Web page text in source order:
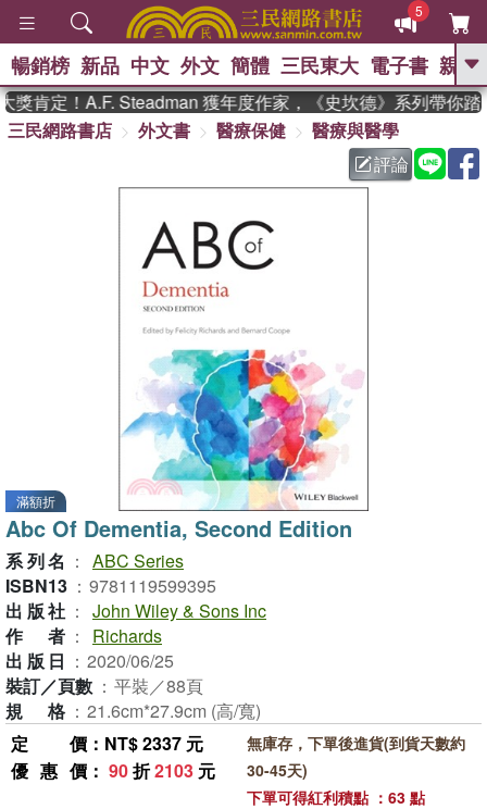
5
GO
熱搜： 東野圭吾 、 高希均教授回憶錄
父親節 、 如果歷
暑期推薦 、 國際布克
登輝時代
偉大的迷走神經
暢銷榜 新品 中文 外文 簡體 三民東大 電子書 親子
肯定！A.F. Steadman 獲年度作家，《史坎德》系列帶你踏
三民網路書店
外文書 醫療保健
醫療與醫學
評論
滿額折
Abc Of Dementia, Second Edition
系列名 ： ABC Series
ISBN13 ： 9781119599395
出版社 ： John Wiley & Sons Inc
作者 ：
Richards
出版日 ： 2020/06/25
裝訂／頁數 ： 平裝／88頁
規格 ： 21.6cm*27.9cm (高/寬)
定價 ：NT$ 2337 元
優惠價 ： 90折2103 元
無庫存，下單後進貨(到貨天數約
30-45天)
下單可得紅利積點 ：63 點